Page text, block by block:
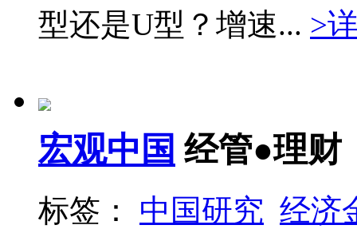
型还是U型？增速... >
宏观中国 经管●理财
标签： 中国研究 经济